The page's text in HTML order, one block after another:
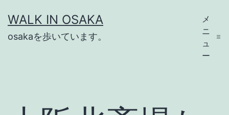
ン
テ
WALK IN OSAKA
osakaを歩いています。
メ
ニ
ュ
ー